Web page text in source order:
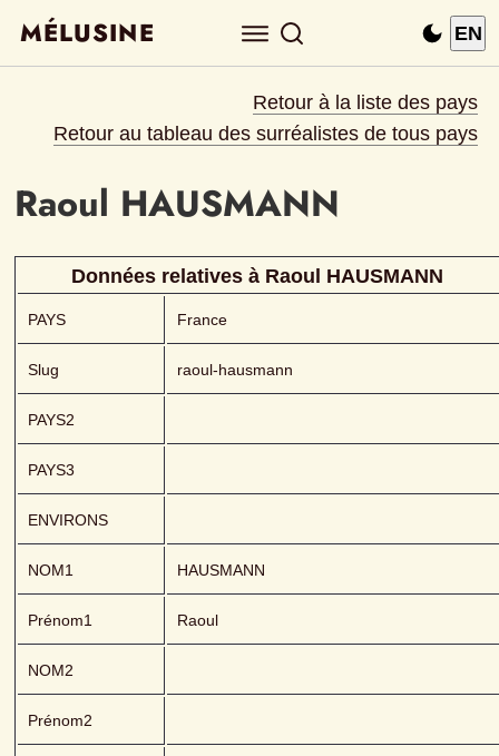
MÉLUSINE EN
Retour à la liste des pays
Retour au tableau des surréalistes de tous pays
Raoul HAUSMANN
Données relatives à Raoul HAUSMANN
PAYS France
Slug raoul-hausmann
PAYS2
PAYS3
ENVIRONS
NOM1 HAUSMANN
Prénom1 Raoul
NOM2
Prénom2